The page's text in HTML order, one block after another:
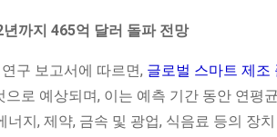
년까지 465억 달러 돌파 전망
구 보고서에 따르면, 글로벌 스마트 제조
로 예상되며, 이는 예측 기간 동안 연평
지, 제약, 금속 및 광업, 식음료 등의 장